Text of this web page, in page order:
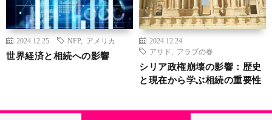
2024.12.25 NFP アメリカ
世界経済と相続への影響
2024.12.24
アサド
アラブの春
シリア政権崩壊の影響：歴史
と現在から学ぶ相続の重要性